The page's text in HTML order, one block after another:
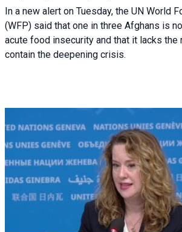
In a new alert on Tuesday, the UN World
(WFP) said that one in three Afghans is
acute food insecurity and that it lacks the
contain the deepening crisis.